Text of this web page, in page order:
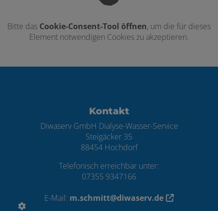
Bitte das Cookie-Consent-Tool öffnen, um die für dieses
Element notwendigen Cookies zu akzeptieren.
Kontakt
Diwaserv GmbH Dialyse-Wasser-Service
Steigäcker 35
88454 Hochdorf
Telefonisch erreichbar unter:
07355 9347166
E-Mail: m.schmitt@diwaserv.de